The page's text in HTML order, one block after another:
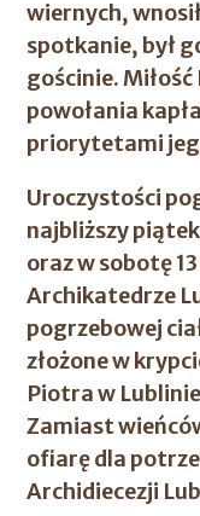
wiernych,
spotkanie, był
gościnie.
powołania
priorytetami
Uroczystości
najbliższy
oraz w sobotę
Archikatedrze
pogrzebowej
złożone w
Piotra w
Zamiast
ofiarę dla
Archidiecezji